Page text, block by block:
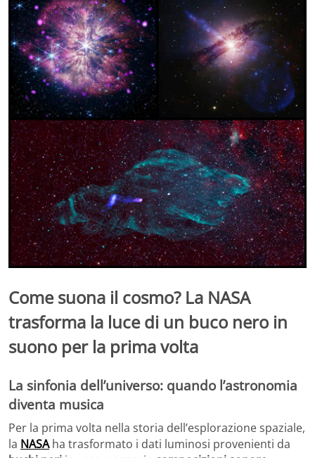
Come suona il cosmo? La NASA
trasforma la luce di un buco nero in
suono per la prima volta
La sinfonia dell’universo: quando l’astronomia
diventa musica
Per la prima volta nella storia dell’esplorazione spaziale,
la NASAha trasformato i dati luminosi provenienti da